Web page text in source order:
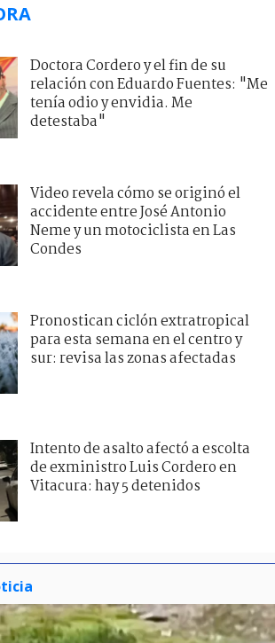
Doctora Cordero y el fin de su
relación con Eduardo Fuentes: "Me
tenía odio y envidia. Me
detestaba"
Video revela cómo se originó el
accidente entre José Antonio
Neme y un motociclista en Las
Condes
Pronostican ciclón extratropical
para esta semana en el centro y
sur: revisa las zonas afectadas
Intento de asalto afectó a escolta
de exministro Luis Cordero en
Vitacura: hay 5 detenidos